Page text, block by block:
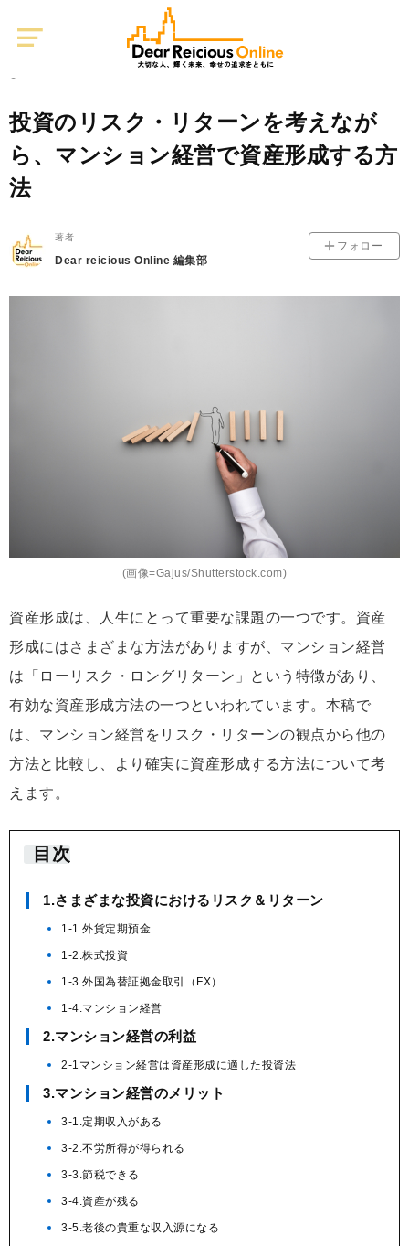
不動産投資
投資のリスク・リターンを考えなが
ら、マンション経営で資産形成する方
法
著者
Dear reicious Online 編集部
フォロー
(画像=Gajus/Shutterstock.com)
資産形成は、人生にとって重要な課題の一つです。資産
形成にはさまざまな方法がありますが、マンション経営
は「ローリスク・ロングリターン」という特徴があり、
有効な資産形成方法の一つといわれています。本稿で
は、マンション経営をリスク・リターンの観点から他の
方法と比較し、より確実に資産形成する方法について考
えます。
目次
1.さまざまな投資におけるリスク＆リターン
1-1.外貨定期預金
1-2.株式投資
1-3.外国為替証拠金取引（FX）
1-4.マンション経営
2.マンション経営の利益
2-1マンション経営は資産形成に適した投資法
3.マンション経営のメリット
3-1.定期収入がある
3-2.不労所得が得られる
3-3.節税できる
3-4.資産が残る
3-5.老後の貴重な収入源になる